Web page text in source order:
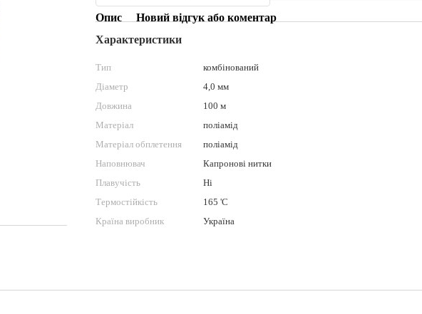
Опис
Новий відгук або коментар
Характеристики
Тип
комбінований
Діаметр
4,0 мм
Довжина
100 м
Матеріал
поліамід
Матеріал обплетення
поліамід
Наповнювач
Капронові нитки
Плавучість
Ні
Термостійкість
165 'С
Країна виробник
Україна